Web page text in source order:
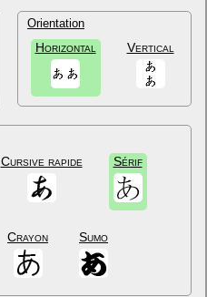
Orientation
Horizontal Vertical
Cursive rapide Sérif
Crayon Sumo